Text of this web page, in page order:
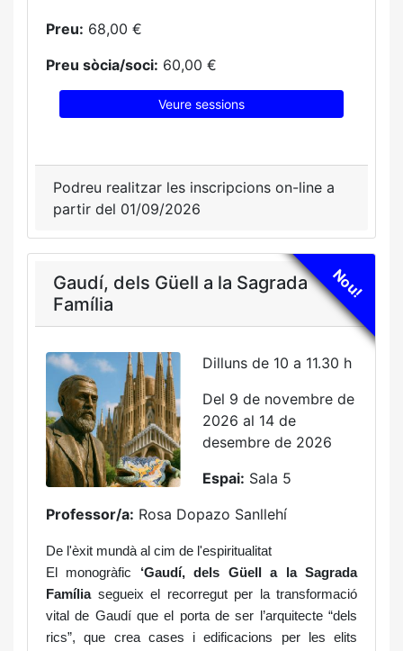
Preu: 68,00 €
Preu sòcia/soci: 60,00 €
Veure sessions
Podreu realitzar les inscripcions on-line a
partir del 01/09/2026
Nou!
Gaudí, dels Güell a la Sagrada
Família
Dilluns de 10 a 11.30 h
Del 9 de novembre de
2026 al 14 de
desembre de 2026
Espai: Sala 5
Professor/a: Rosa Dopazo Sanllehí
De l'èxit mundà al cim de l'espiritualitat
El monogràfic ‘Gaudí, dels Güell a la Sagrada
Família segueix el recorregut per la transformació
vital de Gaudí que el porta de ser l’arquitecte “dels
rics”, que crea cases i edificacions per les elits